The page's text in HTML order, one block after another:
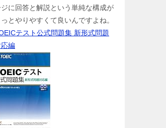
ジに回答と解説という単純な構成が
っとやりやすくて良いんですよね。
テスト公式問題集 新形式問題
編